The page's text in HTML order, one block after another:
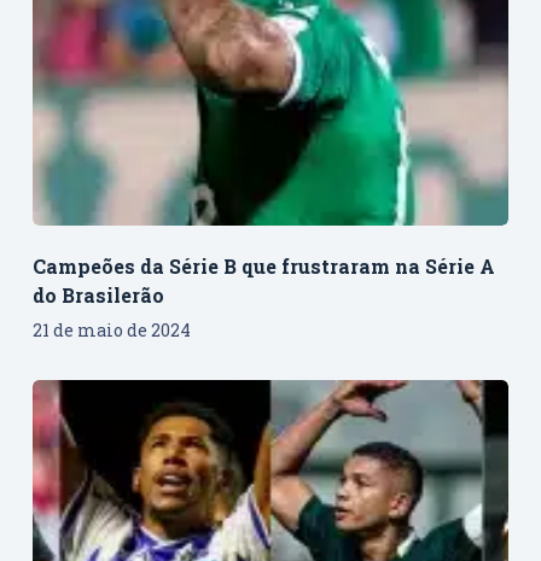
Campeões da Série B que frustraram na Série A
do Brasilerão
21 de maio de 2024